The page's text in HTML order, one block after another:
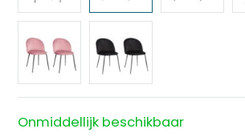
Onmiddellijk beschikbaar